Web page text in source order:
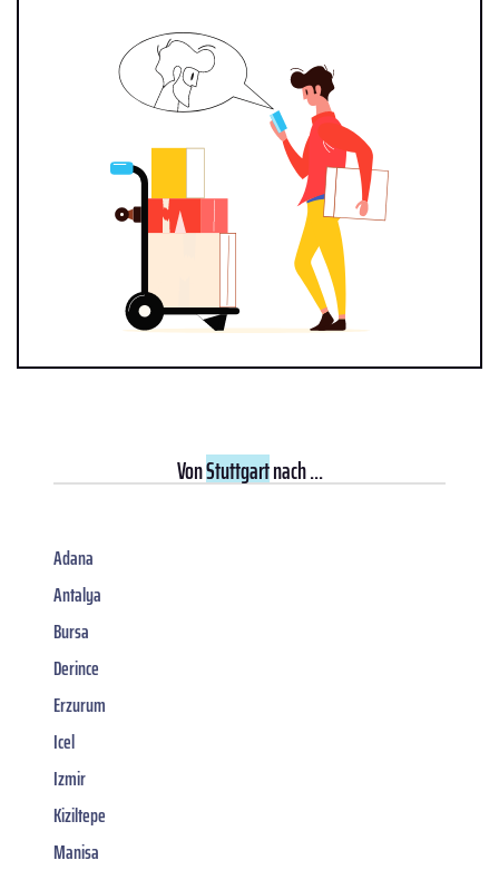
VonStuttgartnach ...
Adana
Antalya
Bursa
Derince
Erzurum
Icel
Izmir
Kiziltepe
Manisa